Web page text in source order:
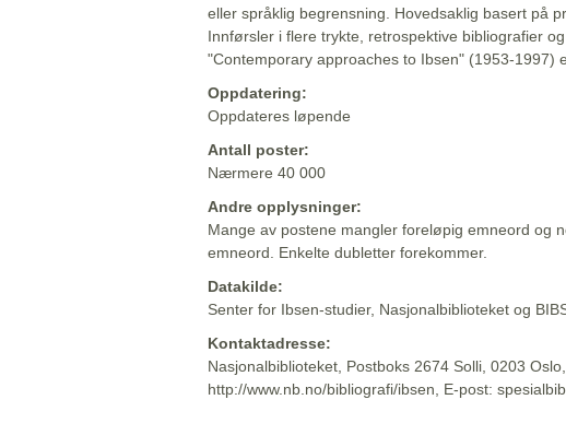
eller språklig begrensning. Hovedsaklig basert på
Innførsler i flere trykte, retrospektive bibliografier
"Contemporary approaches to Ibsen" (1953-1997)
Oppdatering:
Oppdateres løpende
Antall poster:
Nærmere 40 000
Andre opplysninger:
Mange av postene mangler foreløpig emneord og
emneord. Enkelte dubletter forekommer.
Datakilde:
Senter for Ibsen-studier, Nasjonalbiblioteket og
Kontaktadresse:
Nasjonalbiblioteket, Postboks 2674 Solli, 0203
http://www.nb.no/bibliografi/ibsen, E-post: